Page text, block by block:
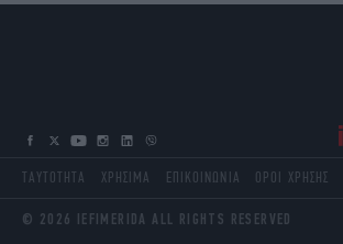
© 2026 IEFIMERIDA ALL RIGHTS RESERVED
ΤΑΥΤΟΤΗΤΑ ΧΡΗΣΙΜΑ ΕΠΙΚΟΙΝΩΝΙΑ ΟΡΟΙ ΧΡΗΣΗΣ